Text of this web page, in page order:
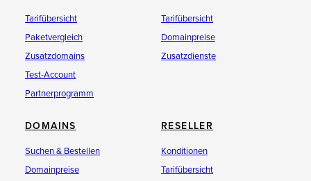
Tarifübersicht
Paketvergleich
Zusatzdomains
Test-Account
Partnerprogramm
Tarifübersicht
Domainpreise
Zusatzdienste
DOMAINS
Suchen & Bestellen
Domainpreise
RESELLER
Konditionen
Tarifübersicht